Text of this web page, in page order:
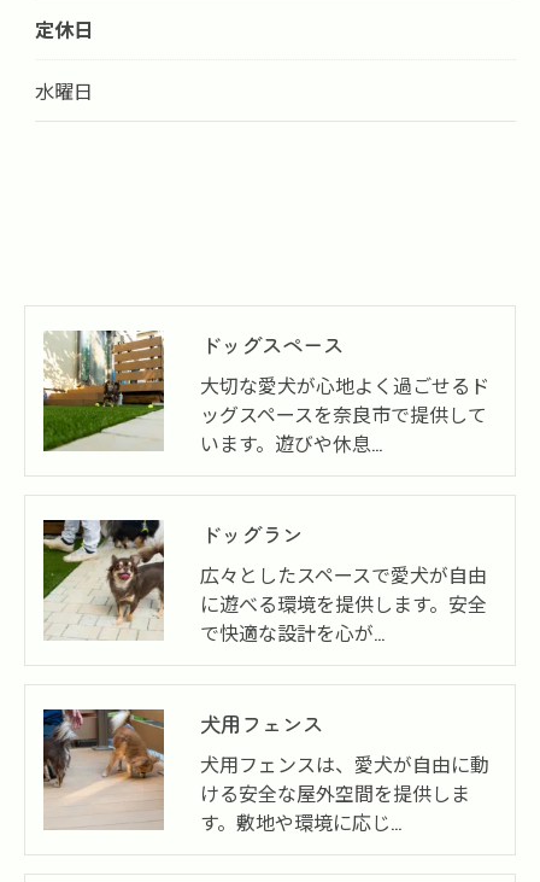
定休日
水曜日
ドッグスペース
大切な愛犬が心地よく過ごせるド
ッグスペースを奈良市で提供して
います。遊びや休息…
ドッグラン
広々としたスペースで愛犬が自由
に遊べる環境を提供します。安全
で快適な設計を心が…
犬用フェンス
犬用フェンスは、愛犬が自由に動
ける安全な屋外空間を提供しま
す。敷地や環境に応じ…